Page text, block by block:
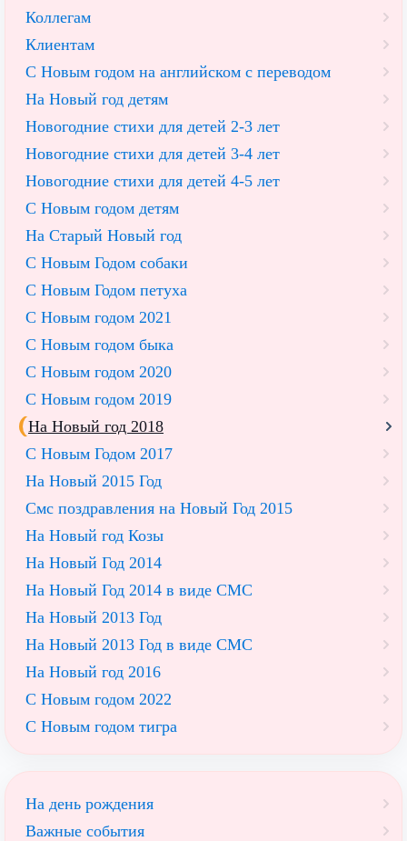
Коллегам
Клиентам
С Новым годом на английском с переводом
На Новый год детям
Новогодние стихи для детей 2-3 лет
Новогодние стихи для детей 3-4 лет
Новогодние стихи для детей 4-5 лет
С Новым годом детям
На Старый Новый год
С Новым Годом собаки
С Новым Годом петуха
С Новым годом 2021
С Новым годом быка
С Новым годом 2020
С Новым годом 2019
На Новый год 2018
С Новым Годом 2017
На Новый 2015 Год
Смс поздравления на Новый Год 2015
На Новый год Козы
На Новый Год 2014
На Новый Год 2014 в виде СМС
На Новый 2013 Год
На Новый 2013 Год в виде СМС
На Новый год 2016
С Новым годом 2022
С Новым годом тигра
На день рождения
Важные события